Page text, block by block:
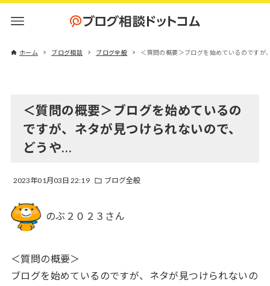
ホーム ブログ相談 ブログ全般 ＜質問の概要＞ブログを始めているのです
＜質問の概要＞ブログを始めているの
ですが、ネタが見つけられないので、
どうや…
2023年01月03日 22:19 ブログ全般
のぶ２０２３さん
＜質問の概要＞
ブログを始めているのですが、ネタが見つけられないの